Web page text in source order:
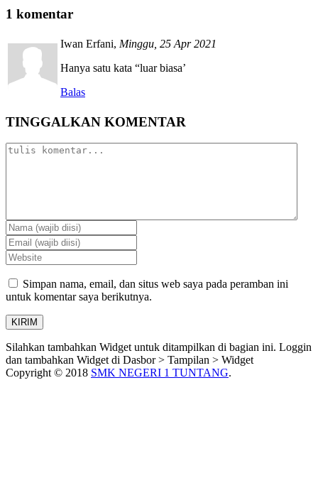
1 komentar
Iwan Erfani, Minggu, 25 Apr 2021
Hanya satu kata “luar biasa’
Balas
TINGGALKAN KOMENTAR
Simpan nama, email, dan situs web saya pada peramban ini
untuk komentar saya berikutnya.
Silahkan tambahkan Widget untuk ditampilkan di bagian ini. Loggin
dan tambahkan Widget di Dasbor > Tampilan > Widget
Copyright © 2018 SMK NEGERI 1 TUNTANG.